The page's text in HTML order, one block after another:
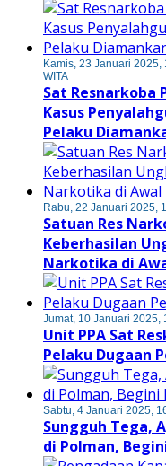
Kamis, 23 Januari 2025,
WITA
Sat Resnarkoba
Kasus
Pelaku
Rabu, 22 Januari 2025,
Satuan Res
Keberhasilan
Narkotika di
Jumat, 10 Januari 2025,
Unit PPA Sat
Pelaku Dugaan
Sabtu, 4 Januari 2025,
Sungguh Tega,
di Polman,